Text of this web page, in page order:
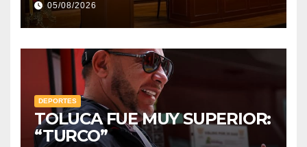
05/08/2026
DEPORTES
TOLUCA FUE MUY SUPERIOR:
“TURCO”